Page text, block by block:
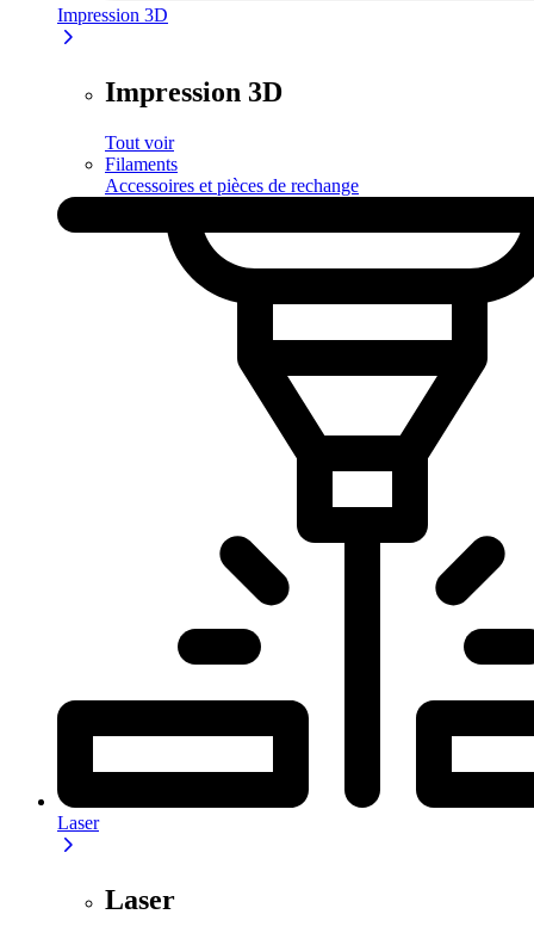
Impression 3D
Impression 3D
Tout voir
Filaments
Accessoires et pièces de rechange
Laser
Laser